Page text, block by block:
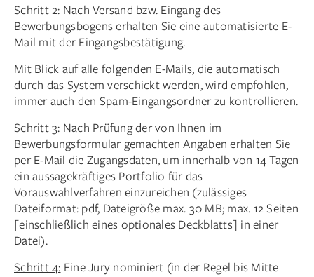
Schritt 2: Nach Versand bzw. Eingang des
Bewerbungsbogens erhalten Sie eine automatisierte E-
Mail mit der Eingangsbestätigung.
Mit Blick auf alle folgenden E-Mails, die automatisch
durch das System verschickt werden, wird empfohlen,
immer auch den Spam-Eingangsordner zu kontrollieren.
Schritt 3: Nach Prüfung der von Ihnen im
Bewerbungsformular gemachten Angaben erhalten Sie
per E-Mail die Zugangsdaten, um innerhalb von 14 Tagen
ein aussagekräftiges Portfolio für das
Vorauswahlverfahren einzureichen (zulässiges
Dateiformat: pdf, Dateigröße max. 30 MB; max. 12 Seiten
[einschließlich eines optionales Deckblatts] in einer
Datei).
Schritt 4: Eine Jury nominiert (in der Regel bis Mitte